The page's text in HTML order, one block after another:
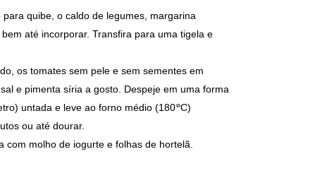
quibe, o caldo de legumes, margarina
até incorporar. Transfira para uma tigela e
os tomates sem pele e sem sementes em
e pimenta síria a gosto. Despeje em uma forma
untada e leve ao forno médio (180ºC)
ou até dourar.
com molho de iogurte e folhas de hortelã.